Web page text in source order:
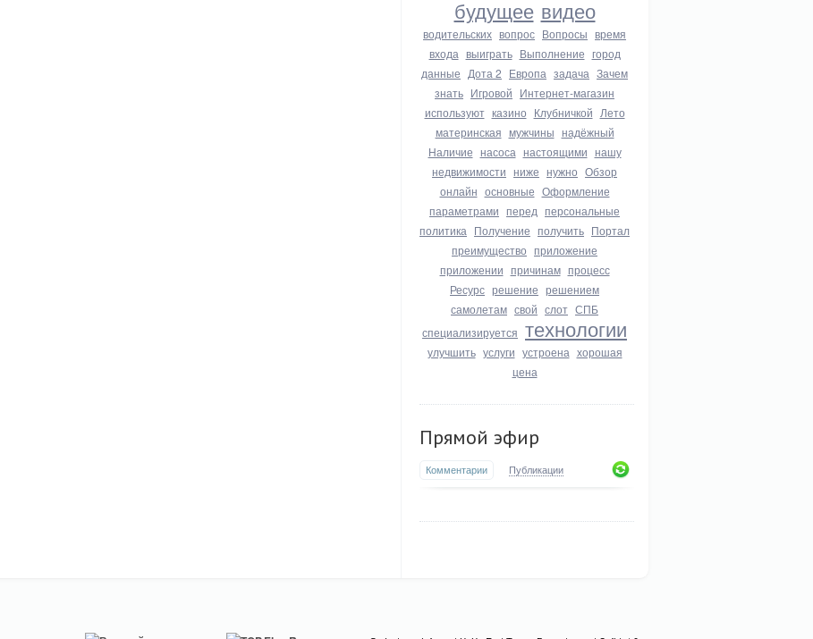
будущее видео
водительских вопрос Вопросы время
входа выиграть Выполнение город
данные Дота 2 Европа задача Зачем
знать Игровой Интернет-магазин
используют казино Клубничкой Лето
материнская мужчины надёжный
Наличие насоса настоящими нашу
недвижимости ниже нужно Обзор
онлайн основные Оформление
параметрами перед персональные
политика Получение получить Портал
преимущество приложение
приложении причинам процесс
Ресурс решение решением
самолетам свой слот СПБ
специализируется технологии
улучшить услуги устроена хорошая
цена
Прямой эфир
Комментарии Публикации